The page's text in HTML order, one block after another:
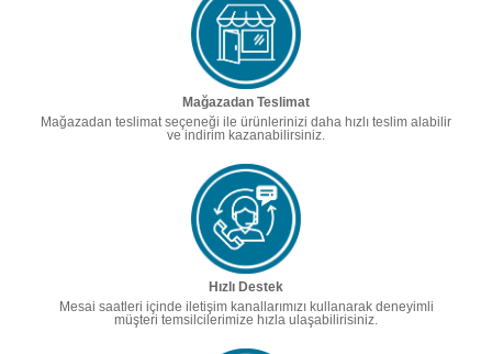
Mağazadan Teslimat
Mağazadan teslimat seçeneği ile ürünlerinizi daha hızlı teslim alabilir
ve indirim kazanabilirsiniz.
Hızlı Destek
Mesai saatleri içinde iletişim kanallarımızı kullanarak deneyimli
müşteri temsilcilerimize hızla ulaşabilirisiniz.